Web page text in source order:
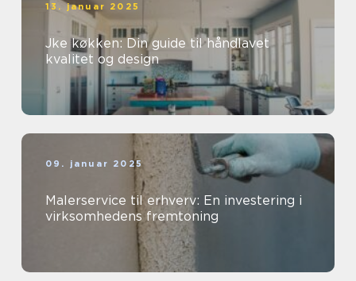
13. januar 2025
Jke køkken: Din guide til håndlavet
kvalitet og design
09. januar 2025
Malerservice til erhverv: En investering i
virksomhedens fremtoning